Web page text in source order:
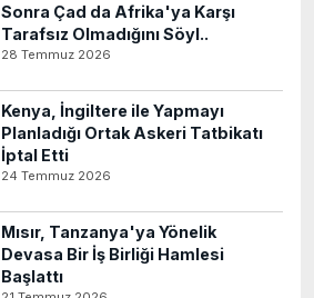
Sonra Çad da Afrika'ya Karşı
Tarafsız Olmadığını Söyl..
28 Temmuz 2026
Kenya, İngiltere ile Yapmayı
Planladığı Ortak Askeri Tatbikatı
İptal Etti
24 Temmuz 2026
Mısır, Tanzanya'ya Yönelik
Devasa Bir İş Birliği Hamlesi
Başlattı